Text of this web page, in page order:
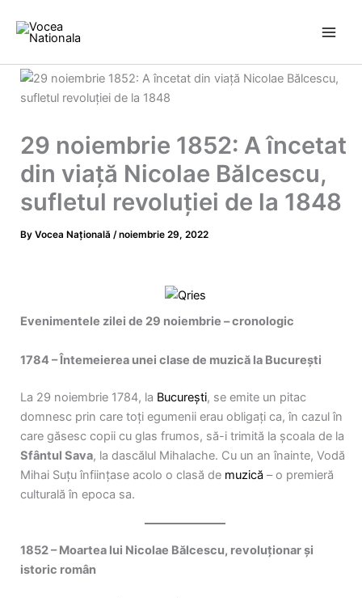
content
29 noiembrie 1852: A încetat
din viață Nicolae Bălcescu,
sufletul revoluţiei de la 1848
By Vocea Națională /noiembrie 29, 2022
Evenimentele zilei de 29 noiembrie – cronologic
1784 – Întemeierea unei clase de muzică la București
La 29 noiembrie 1784, la București, se emite un pitac
domnesc prin care toți egumenii erau obligați ca, în cazul în
care găsesc copii cu glas frumos, să-i trimită la școala de la
Sfântul Sava, la dascălul Mihalache. Cu un an înainte, Vodă
Mihai Suțu înființase acolo o clasă de muzică – o premieră
culturală în epoca sa.
1852 – Moartea lui Nicolae Bălcescu, revoluționar și
istoric român